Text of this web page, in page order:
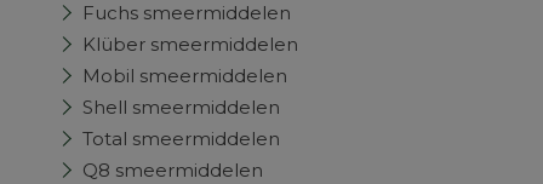
Fuchs smeermiddelen
Klüber smeermiddelen
Mobil smeermiddelen
Shell smeermiddelen
Total smeermiddelen
Q8 smeermiddelen